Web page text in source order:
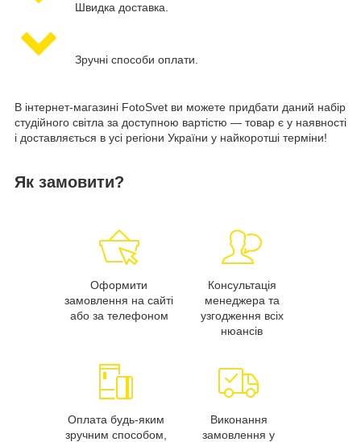
Швидка доставка.
Зручні способи оплати.
В інтернет-магазині FotoSvet ви можете придбати даний набір
студійного світла за доступною вартістю — товар є у наявності
і доставляється в усі регіони України у найкоротші терміни!
Як замовити?
Оформити
замовлення на сайті
або за телефоном
Консультація
менеджера та
узгодження всіх
нюансів
Оплата будь-яким
зручним способом,
Виконання
замовлення у